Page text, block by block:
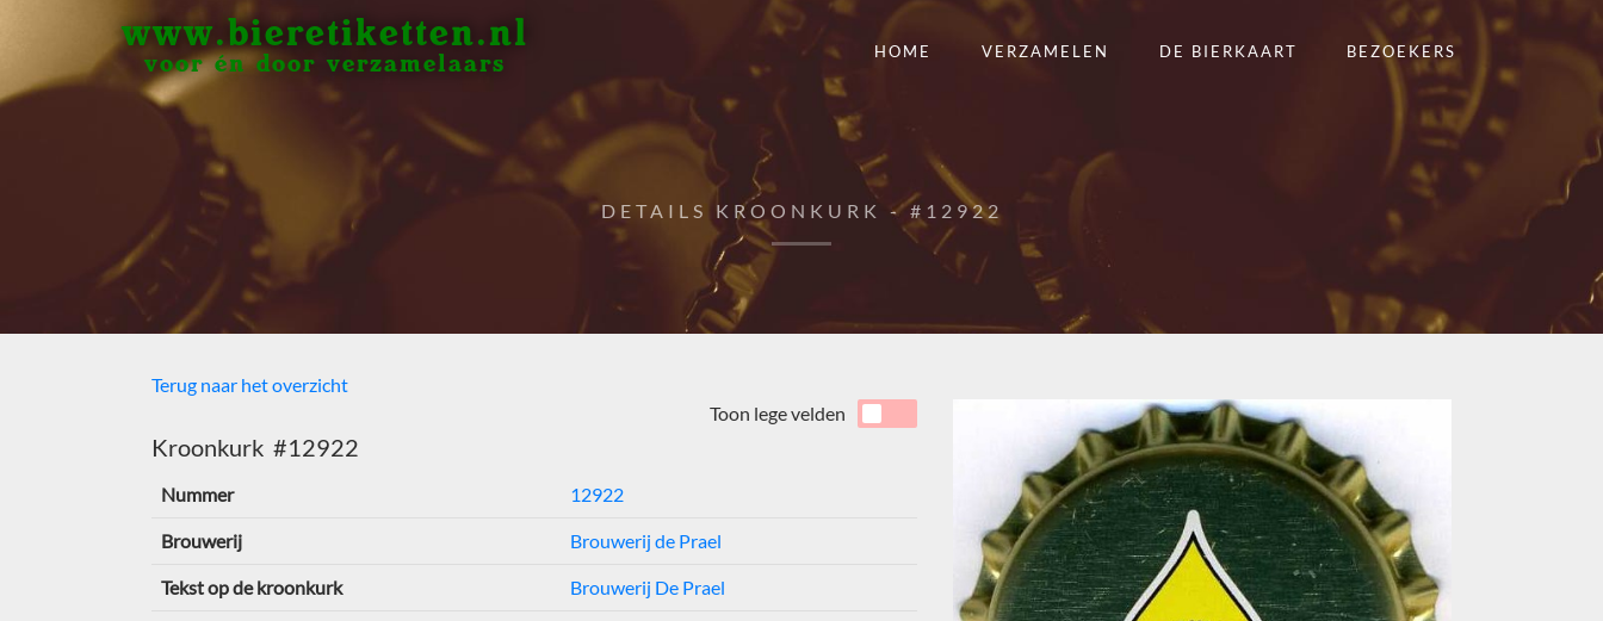
www.bieretiketten.nl
voor én door verzamelaars
HOME VERZAMELEN DE BIERKAART BEZOEKERS
DETAILS KROONKURK - #12922
Terug naar het overzicht
Kroonkurk #12922
Toon lege velden
Nummer 12922
Brouwerij Brouwerij de Prael
Tekst op de kroonkurk Brouwerij De Prael